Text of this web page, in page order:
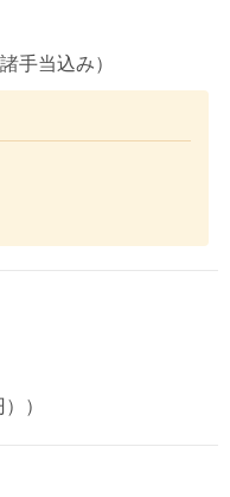
手当込み）
）